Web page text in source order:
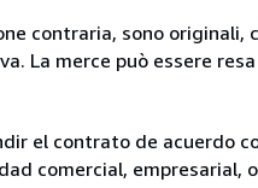
contraria, sono
La merce può essere
el contrato de acuerdo
comercial, empresarial,